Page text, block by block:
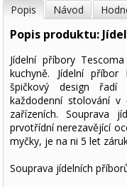
Popis Návod
Popis produktu:
Jídelní příbory
kuchyně. Jídelní
špičkový design
každodenní stolování v
zařízeních. Souprava
prvotřídní nerezavějící
myčky, je na ni 5 let
Souprava jídelních